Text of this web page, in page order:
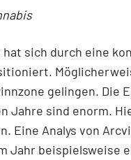
hat sich durch eine
gelingen. Die
Jahre sind enorm.
Eine Analys von
Jahr beispielsweise